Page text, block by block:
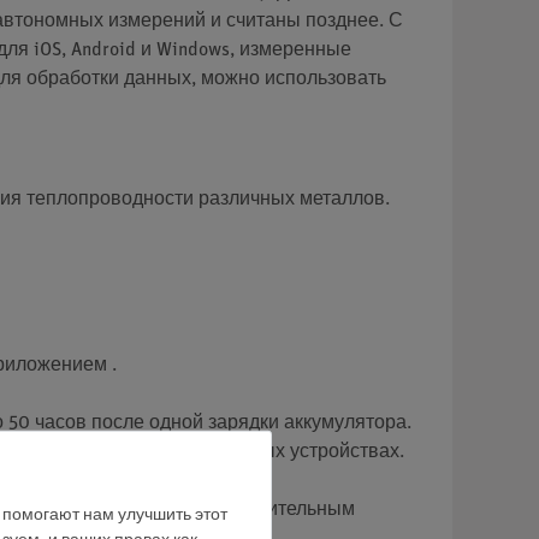
измерений и считаны позднее. С
iOS, Android и Windows, измеренные
обработки данных, можно использовать
теплопроводности различных металлов.
.
часов после одной зарядки аккумулятора.
платформах и конечных устройствах.
записи по 17 измерительным
нам улучшить этот